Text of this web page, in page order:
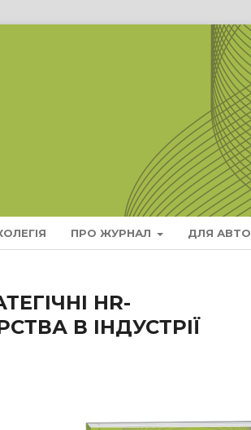
ПРО ЖУРНАЛ ДЛЯ
HR-
В ІНДУСТРІЇ